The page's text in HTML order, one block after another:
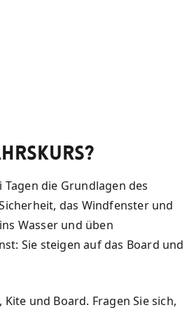
die Grundlagen des
das Windfenster und
Wasser und üben
Sie steigen auf das Board und
und Board. Fragen Sie sich,